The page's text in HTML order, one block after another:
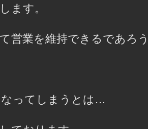
ます。
営業を維持できるであろう
ってしまうとは…